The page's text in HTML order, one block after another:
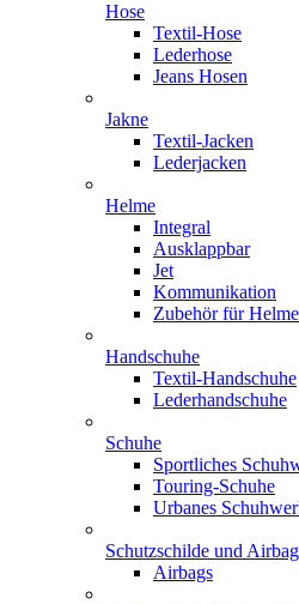
Hose
Textil-Hose
Lederhose
Jeans Hosen
Jakne
Textil-Jacken
Lederjacken
Helme
Integral
Ausklappbar
Jet
Kommunikation
Zubehör für Helme
Handschuhe
Textil-Handschuhe
Lederhandschuhe
Schuhe
Sportliches
Touring-Schuhe
Urbanes
Schutzschilde und
Airbags